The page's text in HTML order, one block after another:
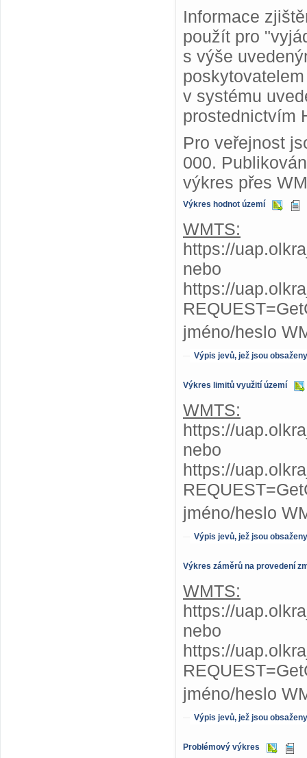
Informace
použít pro
s výše
v systému
prostednictvím
Pro veřejnost
000.
výkres přes
Výkres hodnot území
WMTS:
https://
nebo
https://
jméno/heslo
Výpis jevů, jež jsou
Výkres limitů využití území
WMTS:
https://
nebo
https://
jméno/heslo
Výpis jevů, jež jsou
Výkres záměrů na provedení
WMTS:
https://
nebo
https://
jméno/heslo
Výpis jevů, jež jsou
Problémový výkres